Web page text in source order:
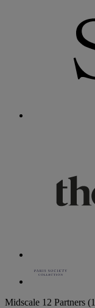
Midscale 12 Partners